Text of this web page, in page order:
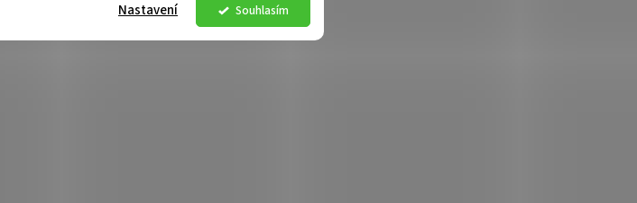
Souhlasím
Nastavení